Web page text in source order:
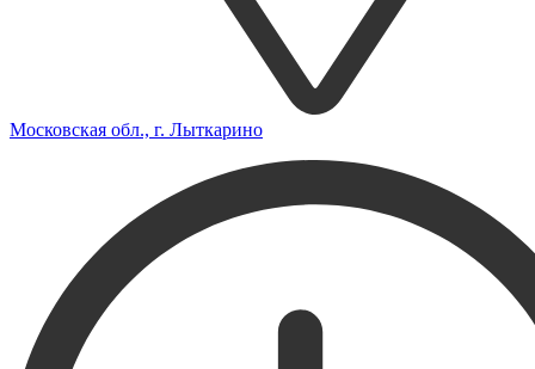
Московская обл., г. Лыткарино